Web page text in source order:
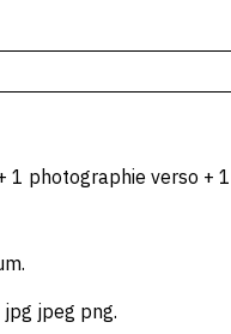
1 photographie verso +
jpeg png.